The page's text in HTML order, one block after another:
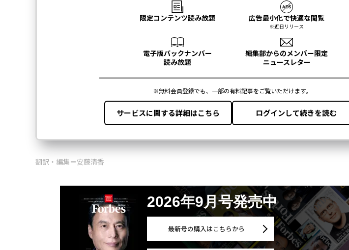
翻訳・編集＝安藤清香
2026年9月号発売中
最新号の購入はこちらから